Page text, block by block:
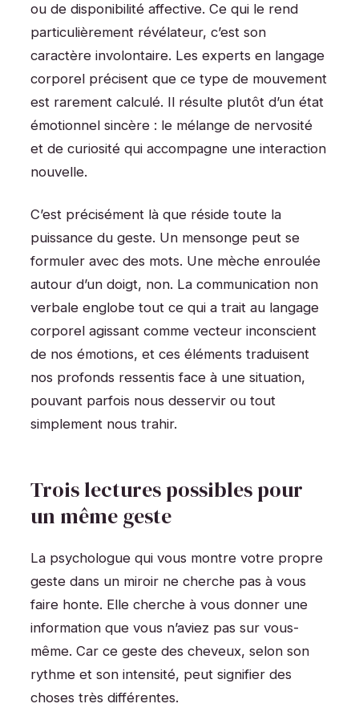
ou de disponibilité affective. Ce qui le rend
particulièrement révélateur, c’est son
caractère involontaire. Les experts en langage
corporel précisent que ce type de mouvement
est rarement calculé. Il résulte plutôt d’un état
émotionnel sincère : le mélange de nervosité
et de curiosité qui accompagne une interaction
nouvelle.
C’est précisément là que réside toute la
puissance du geste. Un mensonge peut se
formuler avec des mots. Une mèche enroulée
autour d’un doigt, non. La communication non
verbale englobe tout ce qui a trait au langage
corporel agissant comme vecteur inconscient
de nos émotions, et ces éléments traduisent
nos profonds ressentis face à une situation,
pouvant parfois nous desservir ou tout
simplement nous trahir.
Trois lectures possibles pour
un même geste
La psychologue qui vous montre votre propre
geste dans un miroir ne cherche pas à vous
faire honte. Elle cherche à vous donner une
information que vous n’aviez pas sur vous-
même. Car ce geste des cheveux, selon son
rythme et son intensité, peut signifier des
choses très différentes.